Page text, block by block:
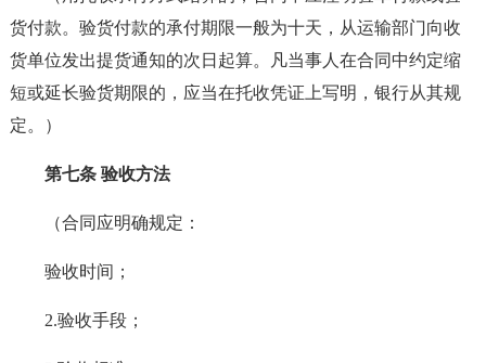
货付款。验货付款的承付期限一般为十天，从运输部门向收
货单位发出提货通知的次日起算。凡当事人在合同中约定缩
短或延长验货期限的，应当在托收凭证上写明，银行从其规
定。）
第七条 验收方法
（合同应明确规定：
验收时间；
2.验收手段；